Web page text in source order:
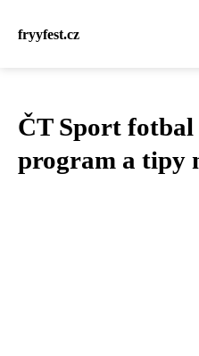
fryyfest.cz
ČT Sport
program a tipy